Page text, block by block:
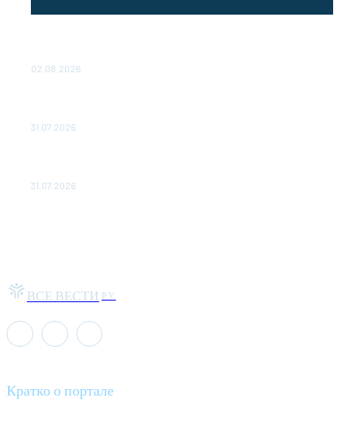
02.08.2026
31.07.2026
31.07.2026
ВСЕ ВЕСТИ РУ
Кратко о портале